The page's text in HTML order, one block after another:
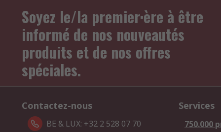
Soyez le/la premier·ère à être
informé de nos nouveautés
produits et de nos offres
spéciales.
Contactez-nous
BE & LUX: +32 2 528 07 70
Services
750.000